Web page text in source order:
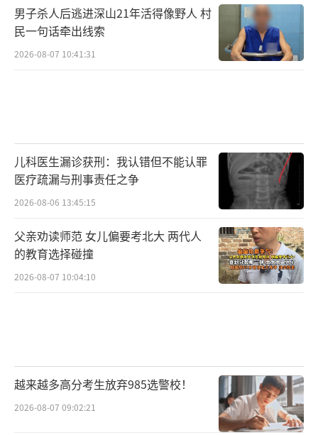
男子杀人后逃进深山21年活得像野人 村
民一句话牵出线索
2026-08-07 10:41:31
儿科医生漏诊获刑：我认错但不能认罪
医疗疏漏与刑事责任之争
2026-08-06 13:45:15
父亲劝读师范 女儿偏要考北大 两代人
的教育选择碰撞
2026-08-07 10:04:10
越来越多高分考生放弃985选警校！
2026-08-07 09:02:21